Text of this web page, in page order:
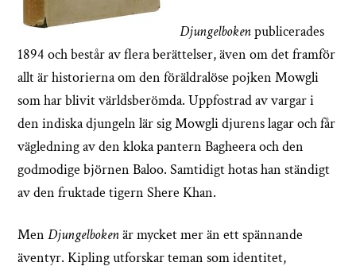
Djungelbokenpublicerades
1894 och består av flera berättelser, även om det framför
allt är historierna om den föräldralöse pojken Mowgli
som har blivit världsberömda. Uppfostrad av vargar i
den indiska djungeln lär sig Mowgli djurens lagar och får
vägledning av den kloka pantern Bagheera och den
godmodige björnen Baloo. Samtidigt hotas han ständigt
av den fruktade tigern Shere Khan.
MenDjungelbokenär mycket mer än ett spännande
äventyr. Kipling utforskar teman som identitet,